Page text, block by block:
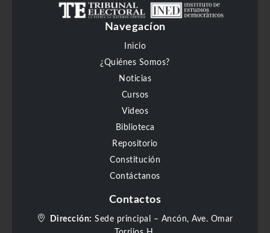
Navegacíon
Inicio
¿Quiénes Somos?
Noticias
Cursos
Videos
Biblioteca
Repositorio
Constitución
Contáctanos
Contactos
Dirección: Sede principal – Ancón, Ave. Omar